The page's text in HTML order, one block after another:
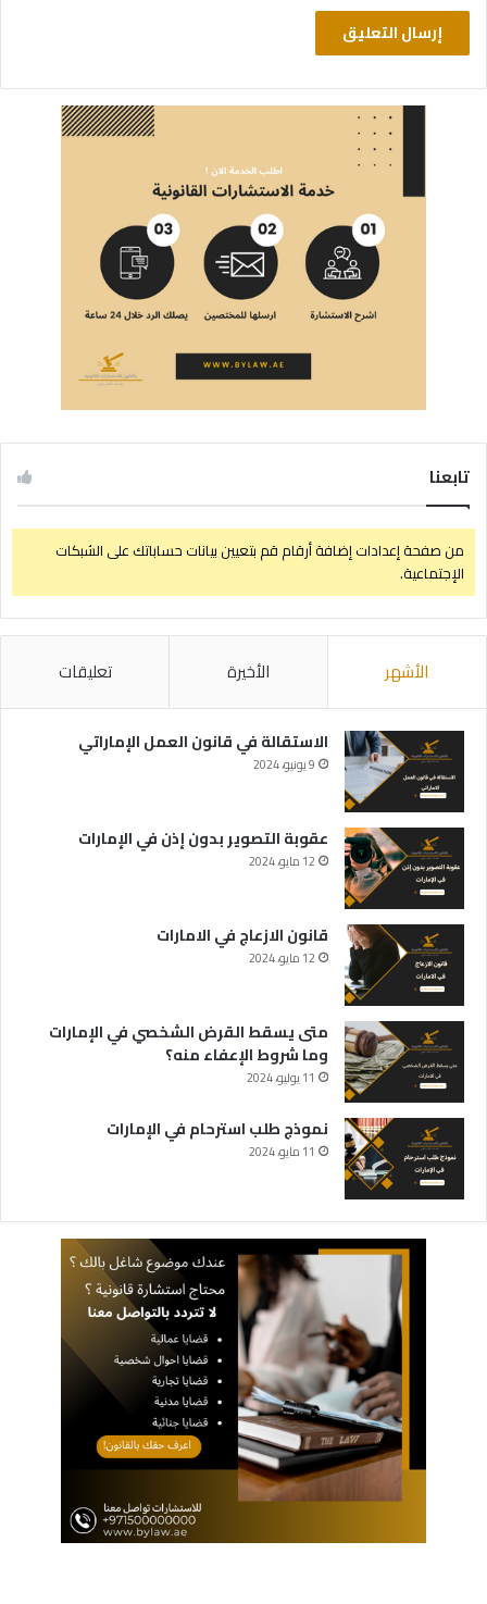
تابعنا
من صفحة إعدادات إضافة أرقام قم بتعيين بيانات حساباتك على الشبكات
الإجتماعية.
الأشهر الأخيرة تعليقات
الاستقالة في قانون العمل الإماراتي
9 يونيو، 2024
عقوبة التصوير بدون إذن في الإمارات
12 مايو، 2024
قانون الازعاج في الامارات
12 مايو، 2024
متى يسقط القرض الشخصي في الإمارات
وما شروط الإعفاء منه؟
11 يوليو، 2024
نموذج طلب استرحام في الإمارات
11 مايو، 2024